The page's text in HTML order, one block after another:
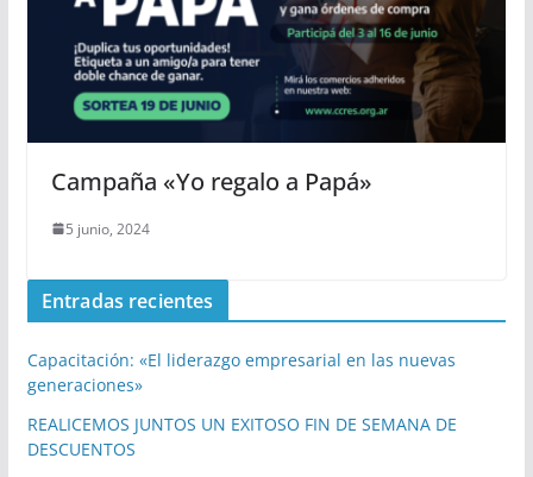
Campaña «Yo regalo a Papá»
5 junio, 2024
Entradas recientes
Capacitación: «El liderazgo empresarial en las nuevas
generaciones»
REALICEMOS JUNTOS UN EXITOSO FIN DE SEMANA DE
DESCUENTOS